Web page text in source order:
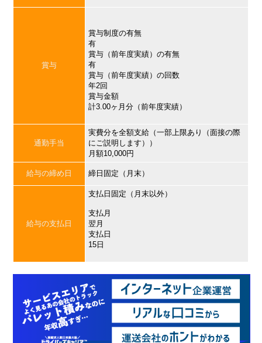
賞与
賞与制度の有無
有
賞与（前年度実績）の有無
有
賞与（前年度実績）の回数
年2回
賞与金額
計3.00ヶ月分（前年度実績）
通勤手当
実費分を全額支給（一部上限あり（面接の際
にご説明します））
月額10,000円
給与の締め日 締日固定（月末）
給与の支払日
支払日固定（月末以外）
支払月
翌月
支払日
15日